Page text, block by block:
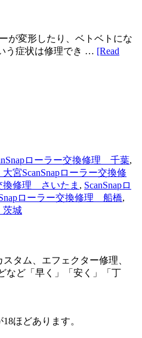
が変形したり、ベトベトにな
う症状は修理でき … [Read
ローラー交換修理 千葉,
宮ScanSnapローラー交換修
換修理 さいたま , ScanSnapロ
ローラー交換修理 船橋,
茨城
タム、エフェクター修理、
など「早く」「安く」「丁
ほどあります。